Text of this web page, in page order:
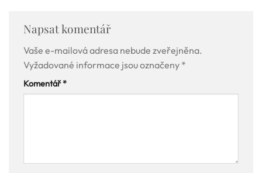
Napsat komentář
Vaše e-mailová adresa nebude zveřejněna.
Vyžadované informace jsou označeny *
Komentář*